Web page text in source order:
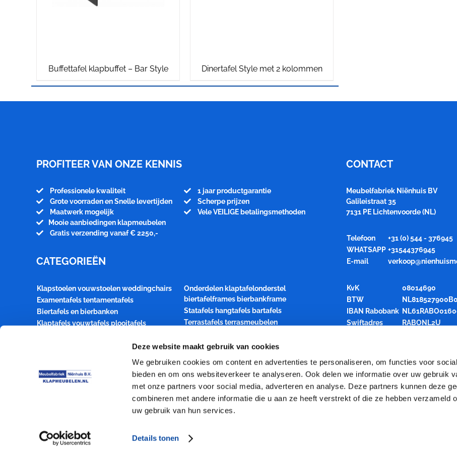
Deze website maakt gebruik van cookies
We gebruiken cookies om content en advertenties te personaliseren, om functies voor
bieden en om ons websiteverkeer te analyseren. Ook delen we informatie over uw gebruik
met onze partners voor social media, adverteren en analyse. Deze partners kunnen deze
combineren met andere informatie die u aan ze heeft verstrekt of die ze hebben verzameld
uw gebruik van hun services.
Details tonen
Buffettafel klapbuffet – Bar Style Dinertafel Style met 2 kolommen
PROFITEER VAN ONZE KENNIS
Professionele kwaliteit
Grote voorraden en Snelle levertijden
Maatwerk mogelijk
Mooie aanbiedingen klapmeubelen
Gratis verzending vanaf € 2250,-
1 jaar productgarantie
Scherpe prijzen
Vele VEILIGE betalingsmethoden
CATEGORIEËN
Klapstoelen vouwstoelen weddingchairs
Examentafels tentamentafels
Biertafels en bierbanken
Klaptafels vouwtafels plooitafels
Style statafel buffettafel dinertafel
Bridgetafels kaarttafels inklapbaar
Kaartklaptafels Bridgeklaptafels
Aanbiedingen klapmeubelen
partymeubelen event products
Onderdelen klaptafelonderstel
biertafelframes bierbankframe
Statafels hangtafels bartafels
Terrastafels terrasmeubelen
Transportkarren opslagkarren
Spreekgestoel katheder spreekgestoelte
Toelevering Uitbesteding houtbewerking
Transport opties
CONTACT
Meubelfabriek Niënhuis BV
Galileistraat 35
7131 PE Lichtenvoorde (NL)
Telefoon
+31 (0) 544 - 376945
WHATSAPP +31544376945
E-mail
KvK
08014690
BTW
IBAN Rabobank
Swiftadres
RABONL2U
Meubelfabriek Niënhuis